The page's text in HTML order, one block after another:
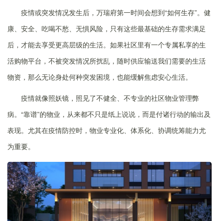
疫情或突发情况发生后，万瑞府第一时间会想到“如何生存”。健
康、安全、吃喝不愁、无惧风险，只有这些最基础的生存需求满足
后，才能去享受更高层级的生活。如果社区里有一个专属私享的生
活购物平台，不被突发情况所扰乱，随时供应输送我们需要的生活
物资，那么无论身处何种突发困境，也能缓解焦虑安心生活。
疫情就像照妖镜，照见了不健全、不专业的社区物业管理弊
病。“靠谱”的物业，从来都不只是纸上说说，而是付诸行动的输出及
表现。尤其在疫情防控时，物业专业化、体系化、协调统筹能力尤
为重要。